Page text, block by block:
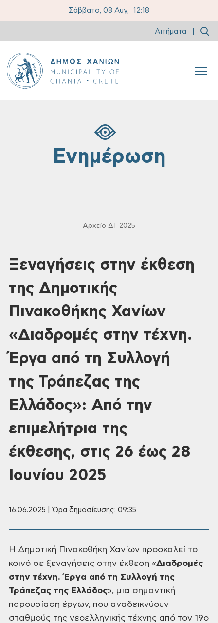
Σάββατο, 08 Αυγ, 12:18
Αιτήματα
Ενημέρωση
Αρχείο ΔΤ 2025
Ξεναγήσεις στην έκθεση
της Δημοτικής
Πινακοθήκης Χανίων
«Διαδρομές στην τέχνη.
Έργα από τη Συλλογή
της Τράπεζας της
Ελλάδος»: Από την
επιμελήτρια της
έκθεσης, στις 26 έως 28
Ιουνίου 2025
16.06.2025 | Ώρα δημοσίευσης: 09:35
Η Δημοτική Πινακοθήκη Χανίων προσκαλεί το
κοινό σε ξεναγήσεις στην έκθεση «Διαδρομές
στην τέχνη. Έργα από τη Συλλογή της
Τράπεζας της Ελλάδος», μια σημαντική
παρουσίαση έργων, που αναδεικνύουν
σταθμούς της νεοελληνικής τέχνης από τον 19ο